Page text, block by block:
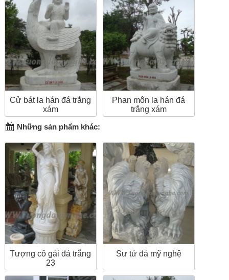
Cử bát la hán đá trắng
xám
Phan môn la hán đá
trắng xám
Những sản phẩm khác:
Tượng cô gái đá trắng
23
Sư tử đá mỹ nghệ